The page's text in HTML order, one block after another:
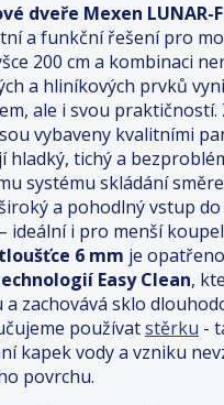
dveře Mexen LUNAR-F
a funkční řešení pro
200 cm a kombinaci
a hliníkových prvků
ale i svou praktičností.
vybaveny kvalitními
hladký, tichý a
systému skládání
a pohodlný vstup
ideální i pro menší
6 mm je opatřeno
Easy Clean,
a zachovává sklo
používatstěrku -
kapek vody a vzniku
povrchu.